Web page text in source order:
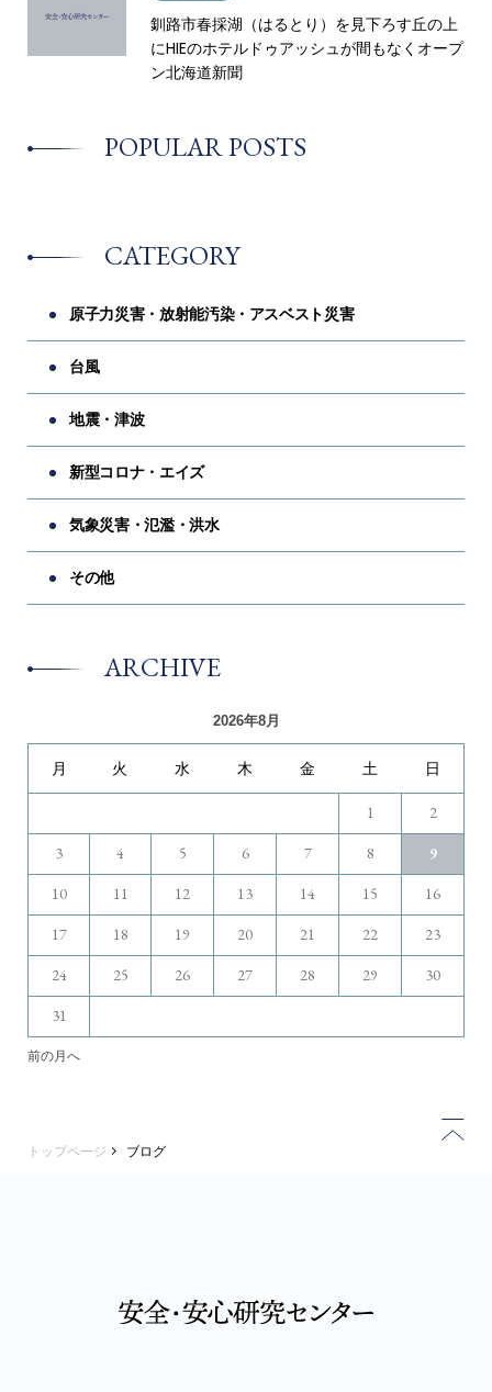
釧路市春採湖（はるとり）を見下ろす丘の上
にHIEのホテルドゥアッシュが間もなくオープ
ン北海道新聞
POPULAR POSTS
CATEGORY
原子力災害・放射能汚染・アスベスト災害
台風
地震・津波
新型コロナ・エイズ
気象災害・氾濫・洪水
その他
ARCHIVE
2026年8月
月 火 水 木 金 土 日
1 2
3 4 5 6 7 8 9
10 11 12 13 14 15 16
17 18 19 20 21 22 23
24 25 26 27 28 29 30
31
前の月へ
トップページ ブログ